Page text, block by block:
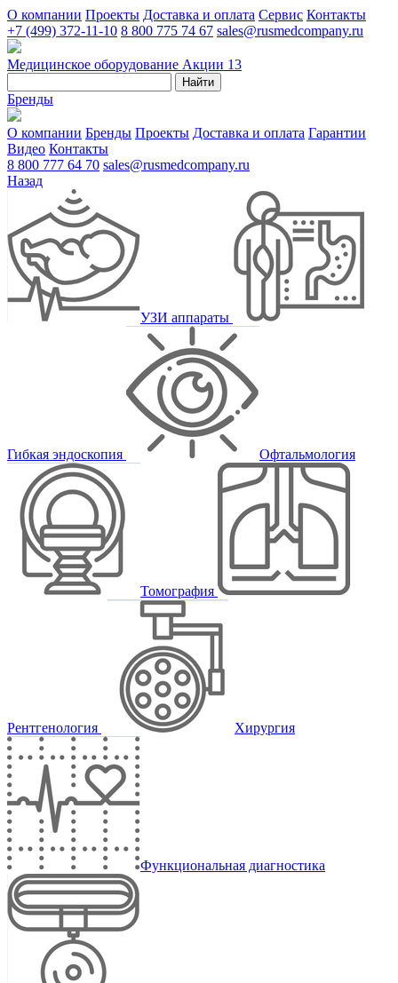
О компании Проекты Доставка и оплата Сервис Контакты
+7 (499) 372-11-10 8 800 775 74 67 sales@rusmedcompany.ru
Медицинское оборудование Акции 13
Найти
Бренды
О компании Бренды Проекты Доставка и оплата Гарантии
Видео Контакты
8 800 777 64 70 sales@rusmedcompany.ru
Назад
УЗИ аппараты
Гибкая эндоскопия Офтальмология
Томография
Рентгенология Хирургия
Функциональная диагностика